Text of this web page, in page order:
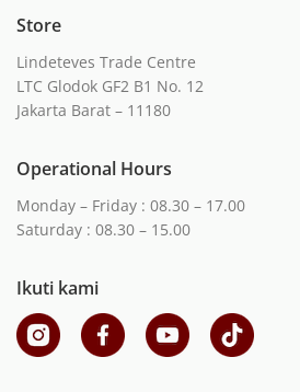
Store
Lindeteves Trade Centre
LTC Glodok GF2 B1 No. 12
Jakarta Barat – 11180
Operational Hours
Monday – Friday : 08.30 – 17.00
Saturday : 08.30 – 15.00
Ikuti kami